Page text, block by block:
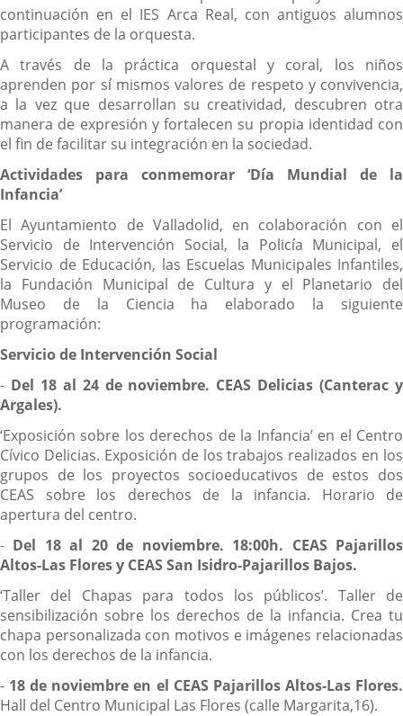
continuación en el IES Arca Real, con antiguos alumnos
participantes de la orquesta.
A través de la práctica orquestal y coral, los niños
aprenden por sí mismos valores de respeto y convivencia,
a la vez que desarrollan su creatividad, descubren otra
manera de expresión y fortalecen su propia identidad con
el fin de facilitar su integración en la sociedad.
Actividades para conmemorar ‘Día Mundial de la
Infancia’
El Ayuntamiento de Valladolid, en colaboración con el
Servicio de Intervención Social, la Policía Municipal, el
Servicio de Educación, las Escuelas Municipales Infantiles,
la Fundación Municipal de Cultura y el Planetario del
Museo de la Ciencia ha elaborado la siguiente
programación:
Servicio de Intervención Social
- Del 18 al 24 de noviembre. CEAS Delicias (Canterac y
Argales).
‘Exposición sobre los derechos de la Infancia’ en el Centro
Cívico Delicias. Exposición de los trabajos realizados en los
grupos de los proyectos socioeducativos de estos dos
CEAS sobre los derechos de la infancia. Horario de
apertura del centro.
- Del 18 al 20 de noviembre. 18:00h. CEAS Pajarillos
Altos-Las Flores y CEAS San Isidro-Pajarillos Bajos.
‘Taller del Chapas para todos los públicos’. Taller de
sensibilización sobre los derechos de la infancia. Crea tu
chapa personalizada con motivos e imágenes relacionadas
con los derechos de la infancia.
- 18 de noviembre en el CEAS Pajarillos Altos-Las Flores.
Hall del Centro Municipal Las Flores (calle Margarita,16).